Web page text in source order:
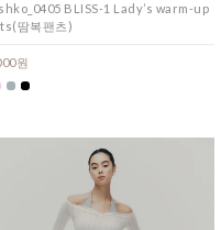
BLISS-1 Lady’s warm-up
땀복팬츠)
원